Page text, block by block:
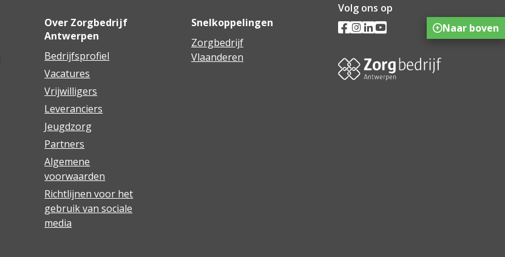
Over Zorgbedrijf
Antwerpen
Bedrijfsprofiel
Vacatures
Vrijwilligers
Leveranciers
Jeugdzorg
Partners
Algemene
voorwaarden
Richtlijnen voor het
gebruik van sociale
media
Snelkoppelingen
Zorgbedrijf
Vlaanderen
Volg ons op
Naar boven